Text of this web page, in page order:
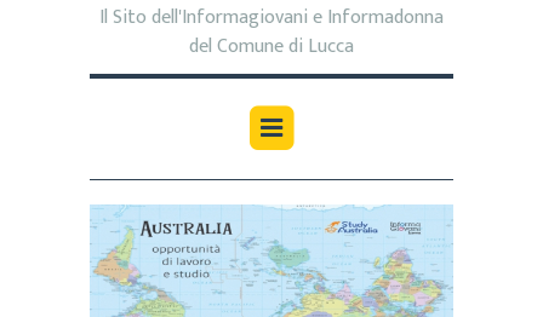
Il Sito dell'Informagiovani e Informadonna
del Comune di Lucca